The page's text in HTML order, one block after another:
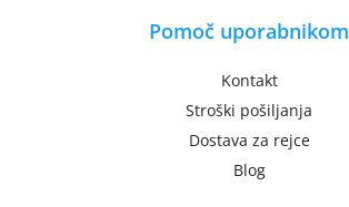
Pomoč uporabnikom
Kontakt
Stroški pošiljanja
Dostava za rejce
Blog